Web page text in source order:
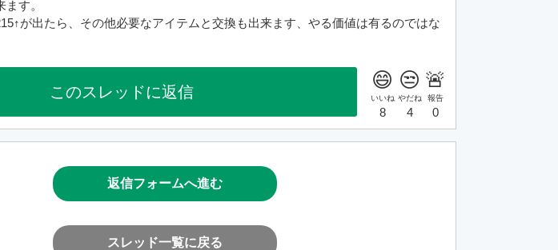
す。
が出たら、その他必要なアイテムと交換も出来ます、やる価値は有るのではな
このスレッドに返信
返信フォームへ進む
スレッド一覧に戻る